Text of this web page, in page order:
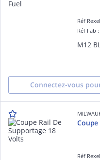
Réf
Réf Fab
Connectez-vous
Coupe
Réf